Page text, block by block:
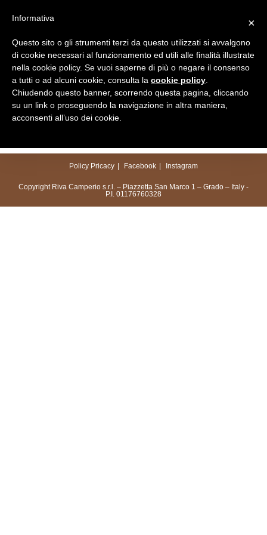
Menu
Policy Pricacy Facebook Instagram
Copyright Riva Camperio s.r.l. – Piazzetta San Marco 1 – Grado – Italy -
P.I. 01176760328
×
Informativa
Questo sito o gli strumenti terzi da questo utilizzati si avvalgono
di cookie necessari al funzionamento ed utili alle finalità illustrate
nella cookie policy. Se vuoi saperne di più o negare il consenso
a tutti o ad alcuni cookie, consulta la cookie policy
Chiudendo questo banner, scorrendo questa pagina, cliccando
su un link o proseguendo la navigazione in altra maniera,
acconsenti all’uso dei cookie.